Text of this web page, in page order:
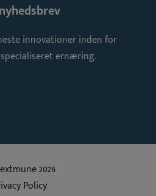
innovationer inden for
ernæring.
2026
Policy